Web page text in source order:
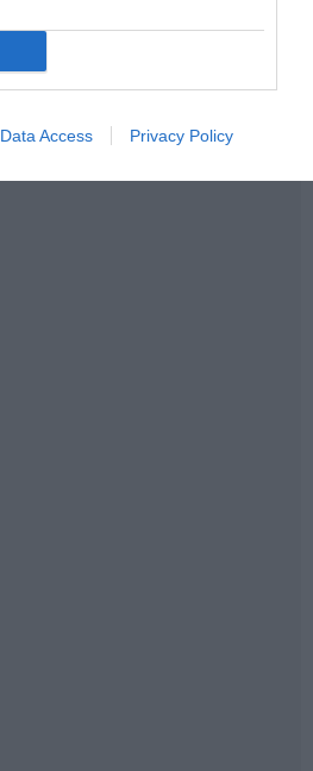
Data Access Privacy Policy